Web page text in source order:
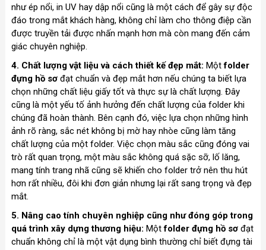
như ép nổi, in UV hay dập nổi cũng là một cách để gây sự độc
đáo trong mắt khách hàng, không chỉ làm cho thông điệp cần
được truyền tải được nhấn mạnh hơn mà còn mang đến cảm
giác chuyên nghiệp.
4. Chất lượng vật liệu và cách thiết kế đẹp mắt: Mộtfolder
đựng hồ sơđạt chuẩn và đẹp mắt hơn nếu chúng ta biết lựa
chọn những chất liệu giấy tốt và thực sự là chất lượng. Đây
cũng là một yếu tố ảnh hưởng đến chất lượng của folder khi
chúng đã hoàn thành. Bên cạnh đó, việc lựa chọn những hình
ảnh rõ ràng, sắc nét không bị mờ hay nhòe cũng làm tăng
chất lượng của một folder. Việc chọn màu sắc cũng đóng vai
trò rất quan trọng, một màu sắc không quá sặc sỡ, lố lăng,
mang tính trang nhã cũng sẽ khiến cho folder trở nên thu hút
hơn rất nhiều, đôi khi đơn giản nhưng lại rất sang trọng và đẹp
mắt.
5. Nâng cao tính chuyên nghiệp cũng như đóng góp trong
quá trình xây dựng thương hiệu: Mộtfolder đựng hồ sơđạt
chuẩn không chỉ là một vật dụng bình thường chỉ biết đựng tài